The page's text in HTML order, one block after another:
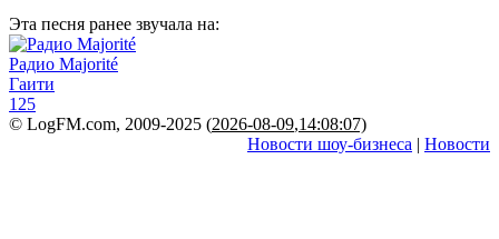
Эта песня ранее звучала на:
Радио Majorité
Гаити
125
© LogFM.com, 2009-2025 (2026-08-09,14:08:07)
Новости шоу-бизнеса | Новости